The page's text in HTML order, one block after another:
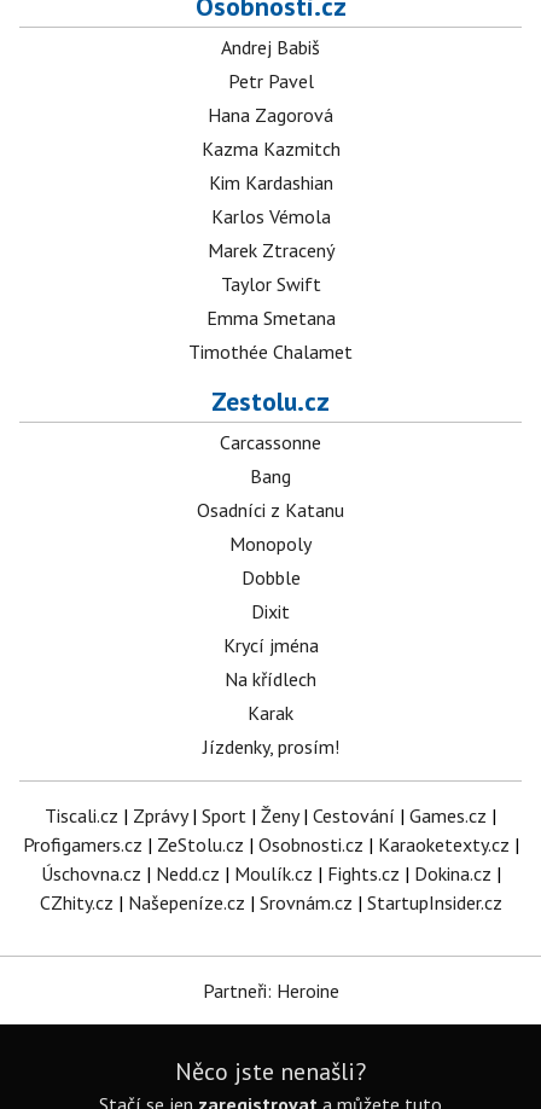
Andrej Babiš
Petr Pavel
Hana Zagorová
Kazma Kazmitch
Kim Kardashian
Karlos Vémola
Marek Ztracený
Taylor Swift
Emma Smetana
Timothée Chalamet
Zestolu.cz
Carcassonne
Bang
Osadníci z Katanu
Monopoly
Dobble
Dixit
Krycí jména
Na křídlech
Karak
Jízdenky, prosím!
Tiscali.cz | Zprávy| Sport | Ženy| Cestování | Games.cz |
Profigamers.cz | ZeStolu.cz | Osobnosti.cz | Karaoketexty.cz |
Úschovna.cz | Nedd.cz | Moulík.cz | Fights.cz | Dokina.cz |
CZhity.cz | Našepeníze.cz | Srovnám.cz | StartupInsider.cz
Partneři: Heroine
Něco jste nenašli?
Stačí se jen zaregistrovat a můžete tuto